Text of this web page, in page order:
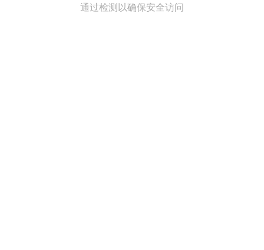
通过检测以确保安全访问